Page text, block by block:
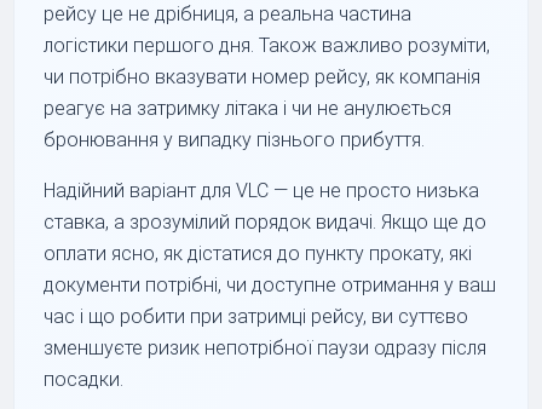
рейсу це не дрібниця, а реальна частина
логістики першого дня. Також важливо розуміти,
чи потрібно вказувати номер рейсу, як компанія
реагує на затримку літака і чи не анулюється
бронювання у випадку пізнього прибуття.
Надійний варіант для VLC — це не просто низька
ставка, а зрозумілий порядок видачі. Якщо ще до
оплати ясно, як дістатися до пункту прокату, які
документи потрібні, чи доступне отримання у ваш
час і що робити при затримці рейсу, ви суттєво
зменшуєте ризик непотрібної паузи одразу після
посадки.